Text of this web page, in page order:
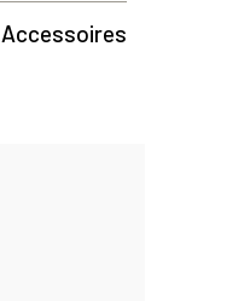
Accessoires